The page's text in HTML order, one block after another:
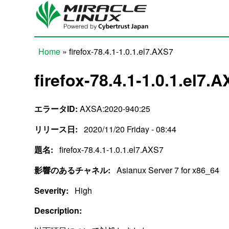
Skip to main content
Home » firefox-78.4.1-1.0.1.el7.AXS7
firefox-78.4.1-
エラータID: AXSA:2020-940:25
リリース日: 2020/11/20 Friday - 08:44
題名: firefox-78.4.1-1.0.1.el7.AXS7
影響のあるチャネル: Asianux Server 7 for x86_64
Severity:
High
Description: